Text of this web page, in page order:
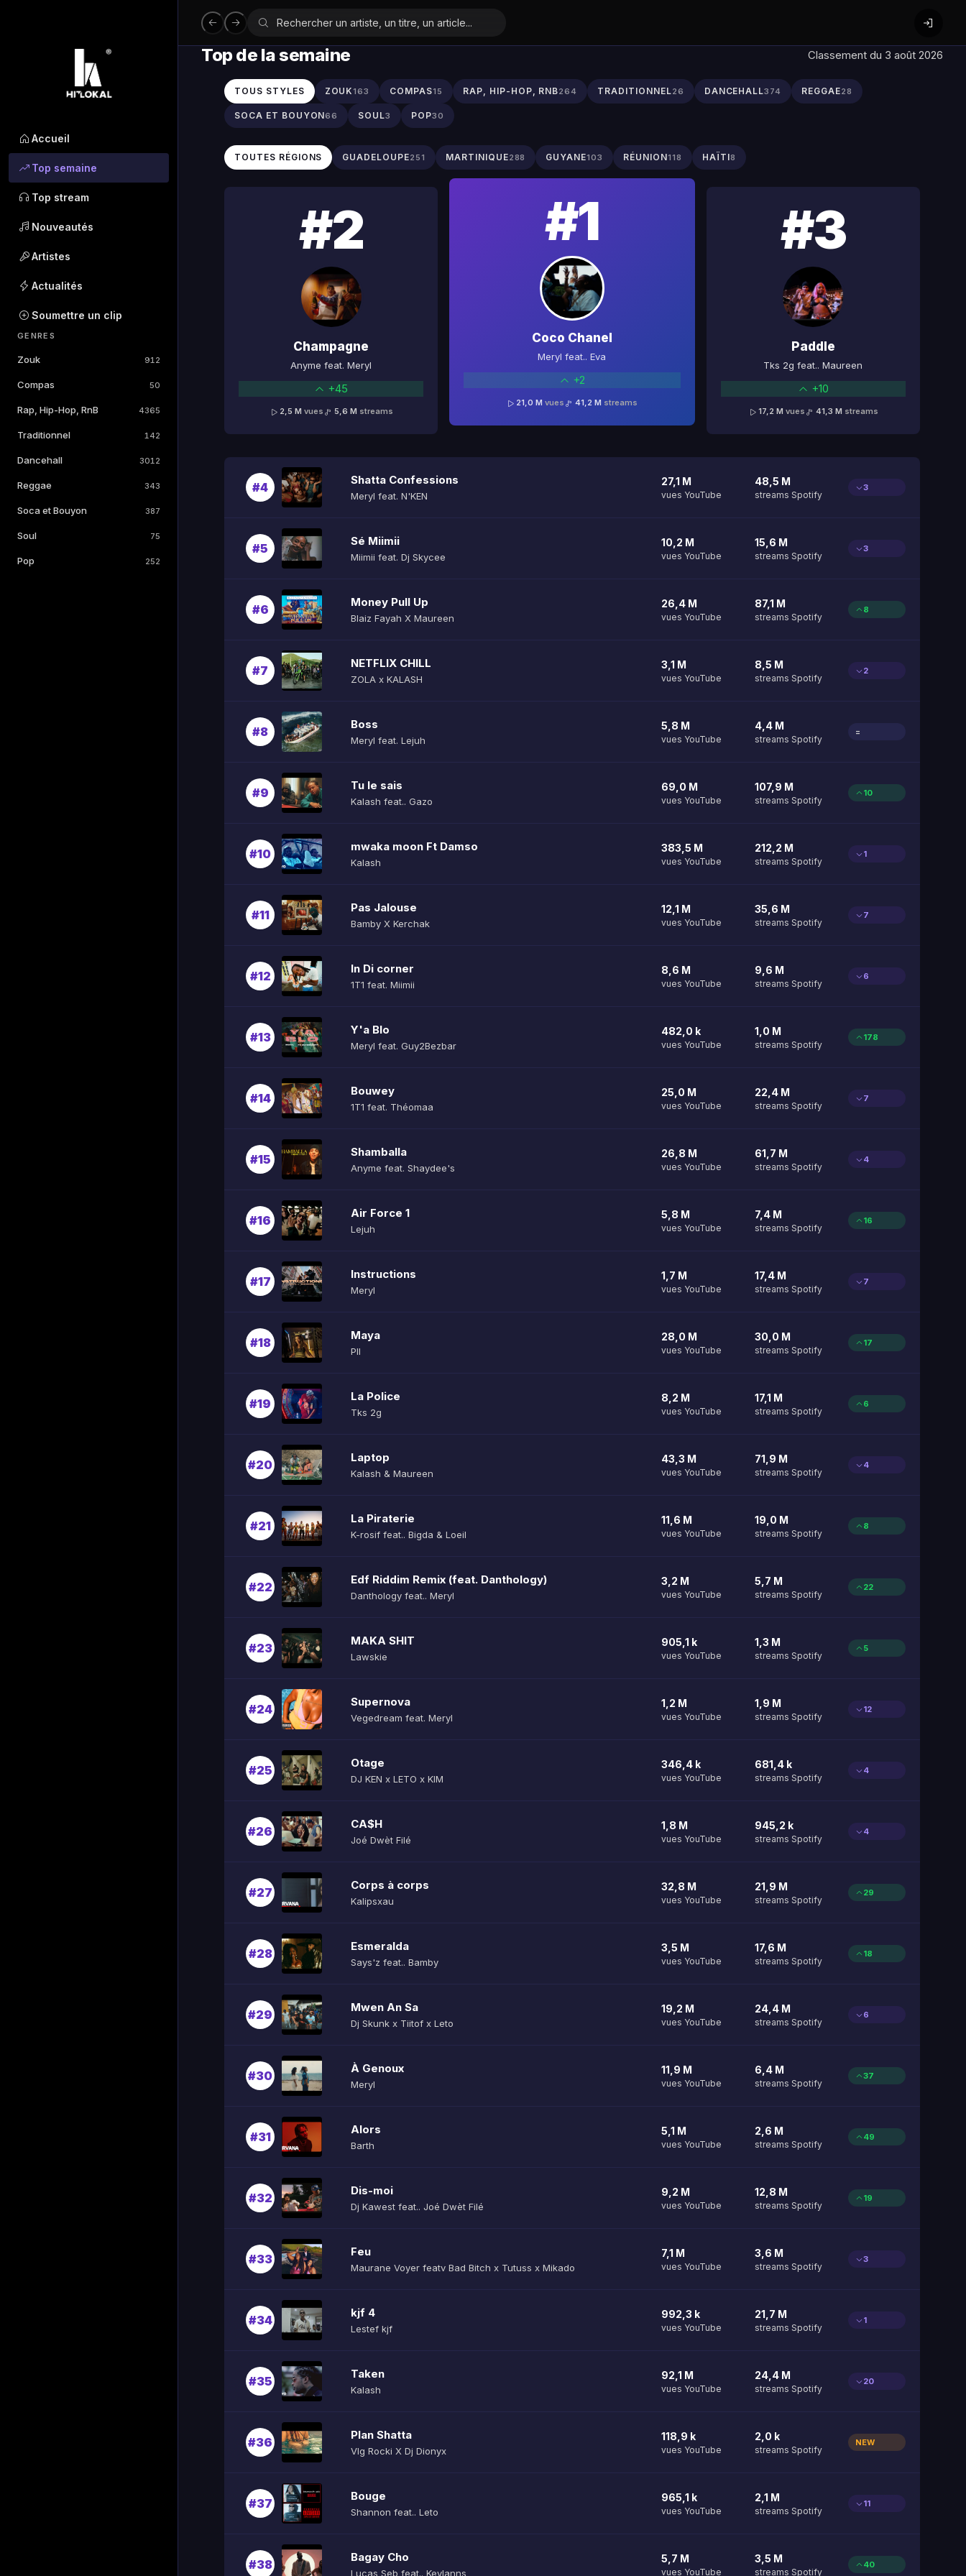
Accueil
Top semaine
Top stream
Nouveautés
Artistes
Actualités
Soumettre un clip
GENRES
Zouk 912
Compas 50
Rap, Hip-Hop, RnB 4365
Traditionnel 142
Dancehall 3012
Reggae 343
Soca et Bouyon 387
Soul 75
Pop 252
Top de la semaine Classement du 3 août 2026
TOUS STYLES ZOUK163 COMPAS15 RAP, HIP-HOP, RNB264 TRADITIONNEL26 DANCEHALL374 REGGAE28
SOCA ET BOUYON66 SOUL3 POP30
TOUTES RÉGIONS GUADELOUPE251 MARTINIQUE288 GUYANE103 RÉUNION118 HAÏTI8
#2
Champagne
Anyme feat. Meryl
+45
2,5 M vues 5,6 M streams
#1
Coco Chanel
Meryl feat.. Eva
+2
21,0 Mvues 41,2 M streams
#3
Paddle
Tks 2g feat.. Maureen
+10
17,2 M vues 41,3 M streams
#4
Shatta Confessions
Meryl feat. N'KEN
27,1 M
vues YouTube
48,5 M
streams Spotify
3
#5
Sé Miimii
Miimii feat. Dj Skycee
10,2 M
vues YouTube
15,6 M
streams Spotify
3
#6
Money Pull Up
Blaiz Fayah X Maureen
26,4 M
vues YouTube
87,1 M
streams Spotify
8
#7
NETFLIX CHILL
ZOLA x KALASH
3,1 M
vues YouTube
8,5 M
streams Spotify
2
#8
Boss
Meryl feat. Lejuh
5,8 M
vues YouTube
4,4 M
streams Spotify
=
#9
Tu le sais
Kalash feat.. Gazo
69,0 M
vues YouTube
107,9 M
streams Spotify
10
#10
mwaka moon Ft Damso
Kalash
383,5 M
vues YouTube
212,2 M
streams Spotify
1
#11
Pas Jalouse
Bamby X Kerchak
12,1 M
vues YouTube
35,6 M
streams Spotify
7
#12
In Di corner
1T1 feat. Miimii
8,6 M
vues YouTube
9,6 M
streams Spotify
6
#13
Y'a Blo
Meryl feat. Guy2Bezbar
482,0 k
vues YouTube
1,0 M
streams Spotify
178
#14
Bouwey
1T1 feat. Théomaa
25,0 M
vues YouTube
22,4 M
streams Spotify
7
#15
Shamballa
Anyme feat. Shaydee's
26,8 M
vues YouTube
61,7 M
streams Spotify
4
#16
Air Force 1
Lejuh
5,8 M
vues YouTube
7,4 M
streams Spotify
16
#17
Instructions
Meryl
1,7 M
vues YouTube
17,4 M
streams Spotify
7
#18
Maya
Pll
28,0 M
vues YouTube
30,0 M
streams Spotify
17
#19
La Police
Tks 2g
8,2 M
vues YouTube
17,1 M
streams Spotify
6
#20
Laptop
Kalash & Maureen
43,3 M
vues YouTube
71,9 M
streams Spotify
4
#21
La Piraterie
K-rosif feat.. Bigda & Loeil
11,6 M
vues YouTube
19,0 M
streams Spotify
8
#22
Edf Riddim Remix (feat. Danthology)
Danthology feat.. Meryl
3,2 M
vues YouTube
5,7 M
streams Spotify
22
#23
MAKA SHIT
Lawskie
905,1 k
vues YouTube
1,3 M
streams Spotify
5
#24
Supernova
Vegedream feat. Meryl
1,2 M
vues YouTube
1,9 M
streams Spotify
12
#25
Otage
DJ KEN x LETO x KIM
346,4 k
vues YouTube
681,4 k
streams Spotify
4
#26
CA$H
Joé Dwèt Filé
1,8 M
vues YouTube
945,2 k
streams Spotify
4
#27
Corps à corps
Kalipsxau
32,8 M
vues YouTube
21,9 M
streams Spotify
29
#28
Esmeralda
Says'z feat.. Bamby
3,5 M
vues YouTube
17,6 M
streams Spotify
18
#29
Mwen An Sa
Dj Skunk x Tiitof x Leto
19,2 M
vues YouTube
24,4 M
streams Spotify
6
#30
À Genoux
Meryl
11,9 M
vues YouTube
6,4 M
streams Spotify
37
#31
Alors
Barth
5,1 M
vues YouTube
2,6 M
streams Spotify
49
#32
Dis-moi
Dj Kawest feat.. Joé Dwèt Filé
9,2 M
vues YouTube
12,8 M
streams Spotify
19
#33
Feu
Maurane Voyer featv Bad Bitch x Tutuss x Mikado
7,1 M
vues YouTube
3,6 M
streams Spotify
3
#34
kjf 4
Lestef kjf
992,3 k
vues YouTube
21,7 M
streams Spotify
1
#35
Taken
Kalash
92,1 M
vues YouTube
24,4 M
streams Spotify
20
#36
Plan Shatta
Vlg Rocki X Dj Dionyx
118,9 k
vues YouTube
2,0 k
streams Spotify
NEW
#37
Bouge
Shannon feat.. Leto
965,1 k
vues YouTube
2,1 M
streams Spotify
11
#38
Bagay Cho
Lucas Seb feat.. Keylanns
5,7 M
vues YouTube
3,5 M
streams Spotify
40